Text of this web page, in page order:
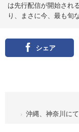
は先行配信が開始され
り、まさに今、最も旬
シェア
沖縄、神奈川に